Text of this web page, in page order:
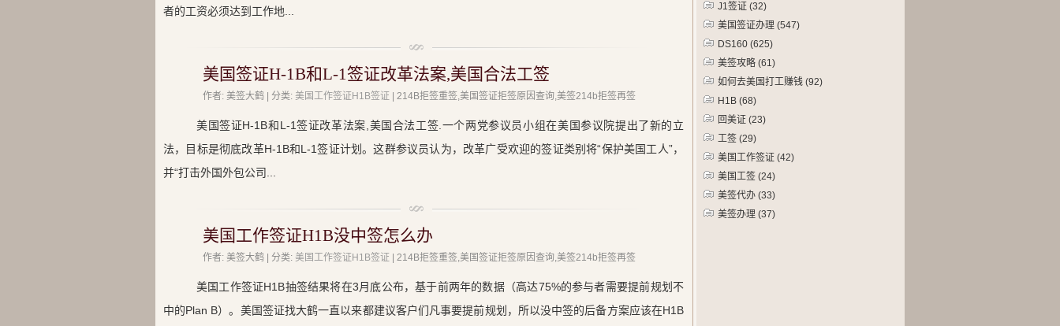
者的工资必须达到工作地...
美国签证H-1B和L-1签证改革法案,美国合法工签
作者: 美签大鹤 | 分类: 美国工作签证H1B签证 | 214B拒签重签,美国签证拒签原因查询,美签214b拒签再签
美国签证H-1B和L-1签证改革法案,美国合法工签.一个两党参议员小组在美国参议院提出了新的立
法，目标是彻底改革H-1B和L-1签证计划。这群参议员认为，改革广受欢迎的签证类别将“保护美国工人”，
并“打击外国外包公司...
美国工作签证H1B没中签怎么办
作者: 美签大鹤 | 分类: 美国工作签证H1B签证 | 214B拒签重签,美国签证拒签原因查询,美签214b拒签再签
美国工作签证H1B抽签结果将在3月底公布，基于前两年的数据（高达75%的参与者需要提前规划不
中的Plan B）。美国签证找大鹤一直以来都建议客户们凡事要提前规划，所以没中签的后备方案应该在H1B
J1签证 (32)
美国签证办理 (547)
DS160 (625)
美签攻略 (61)
如何去美国打工赚钱 (92)
H1B (68)
回美证 (23)
工签 (29)
美国工作签证 (42)
美国工签 (24)
美签代办 (33)
美签办理 (37)